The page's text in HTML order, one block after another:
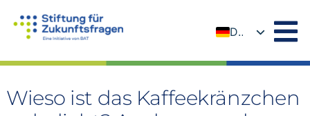
Inhalt
DE
Wieso ist das Kaffeekränzchen